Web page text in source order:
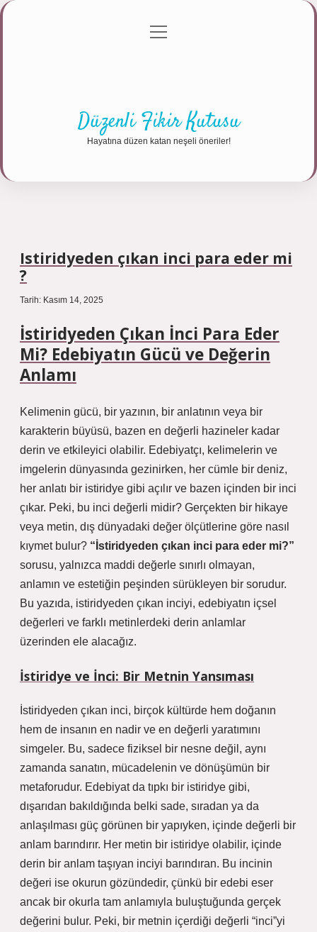
Gizlilik Politikası
menüyü
Düzenli Fikir Kutusu
Hayatına düzen katan neşeli öneriler!
Istiridyeden çıkan inci para eder mi
?
Tarih: Kasım 14, 2025
İstiridyeden Çıkan İnci Para Eder
Mi? Edebiyatın Gücü ve Değerin
Anlamı
Kelimenin gücü, bir yazının, bir anlatının veya bir
karakterin büyüsü, bazen en değerli hazineler kadar
derin ve etkileyici olabilir. Edebiyatçı, kelimelerin ve
imgelerin dünyasında gezinirken, her cümle bir deniz,
her anlatı bir istiridye gibi açılır ve bazen içinden bir inci
çıkar. Peki, bu inci değerli midir? Gerçekten bir hikaye
veya metin, dış dünyadaki değer ölçütlerine göre nasıl
kıymet bulur? “İstiridyeden çıkan inci para eder mi?”
sorusu, yalnızca maddi değerle sınırlı olmayan,
anlamın ve estetiğin peşinden sürükleyen bir sorudur.
Bu yazıda, istiridyeden çıkan inciyi, edebiyatın içsel
değerleri ve farklı metinlerdeki derin anlamlar
üzerinden ele alacağız.
İstiridye ve İnci: Bir Metnin Yansıması
İstiridyeden çıkan inci, birçok kültürde hem doğanın
hem de insanın en nadir ve en değerli yaratımını
simgeler. Bu, sadece fiziksel bir nesne değil, aynı
zamanda sanatın, mücadelenin ve dönüşümün bir
metaforudur. Edebiyat da tıpkı bir istiridye gibi,
dışarıdan bakıldığında belki sade, sıradan ya da
anlaşılması güç görünen bir yapıyken, içinde değerli bir
anlam barındırır. Her metin bir istiridye olabilir, içinde
derin bir anlam taşıyan inciyi barındıran. Bu incinin
değeri ise okurun gözündedir, çünkü bir edebi eser
ancak bir okurla tam anlamıyla buluştuğunda gerçek
değerini bulur. Peki, bir metnin içerdiği değerli “inci”yi